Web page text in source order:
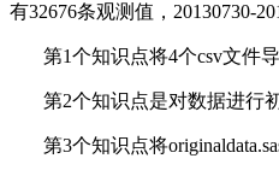
有32676条观测值 ，20130730-
第1个知识点将4个csv文件
第2个知识点是对数据进行
第3个知识点将